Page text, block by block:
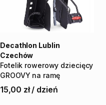
Fotelik rowerowy dziecięcy
GROOVY na ramę
Decathlon Lublin
Czechów
15,00 zł / dzień